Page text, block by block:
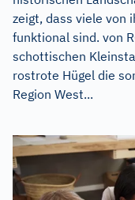
zeigt, dass viele von
funktional sind. von
schottischen
rostrote Hügel die
Region West...